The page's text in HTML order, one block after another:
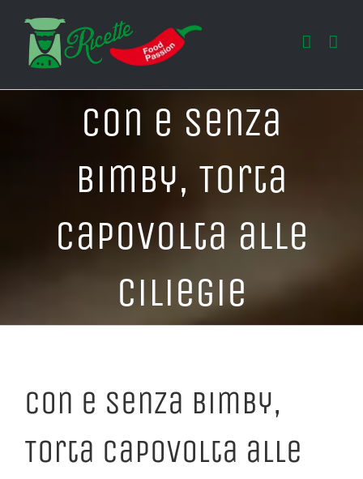
contenuto
Con e Senza
Bimby, Torta
Capovolta alle
Ciliegie
Con e Senza Bimby,
Torta Capovolta alle